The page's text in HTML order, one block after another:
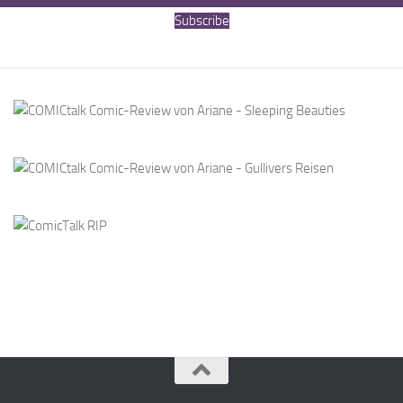
Subscribe